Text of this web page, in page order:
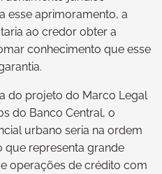
esse aprimoramento, a
ao credor obter a
conhecimento que esse
do projeto do Marco Legal
do Banco Central, o
urbano seria na ordem
que representa grande
operações de crédito com